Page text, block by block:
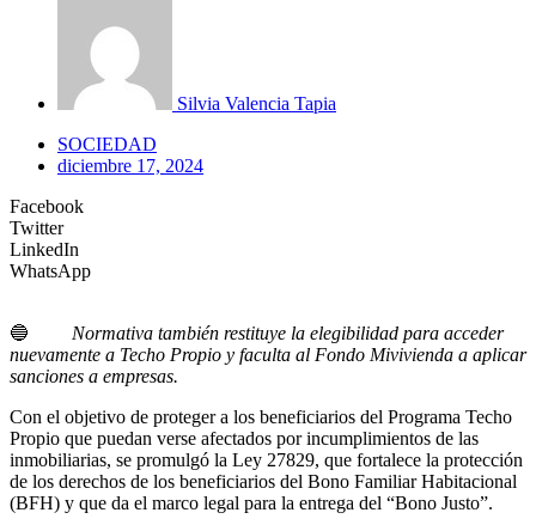
Silvia Valencia Tapia
SOCIEDAD
diciembre 17, 2024
Facebook
Twitter
LinkedIn
WhatsApp
🔵 Normativa también restituye la elegibilidad para acceder
nuevamente a Techo Propio y faculta al Fondo Mivivienda a aplicar
sanciones a empresas.
Con el objetivo de proteger a los beneficiarios del Programa Techo
Propio que puedan verse afectados por incumplimientos de las
inmobiliarias, se promulgó la Ley 27829, que fortalece la protección
de los derechos de los beneficiarios del Bono Familiar Habitacional
(BFH) y que da el marco legal para la entrega del “Bono Justo”.